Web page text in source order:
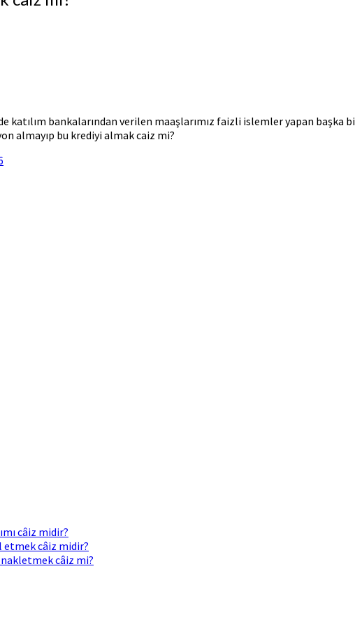
katılım bankalarından verilen maaşlarımız faizli islemler yapan
almayıp bu krediyi almak caiz mi?
câiz midir?
etmek câiz midir?
câiz mi?